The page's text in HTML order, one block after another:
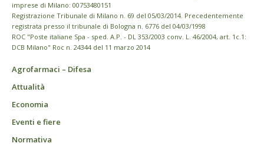
imprese di Milano: 00753480151
Registrazione Tribunale di Milano n. 69 del 05/03/2014. Precedentemente
registrata presso il tribunale di Bologna n. 6776 del 04/03/1998
ROC "Poste italiane Spa - sped. A.P. - DL 353/2003 conv. L. 46/2004, art. 1c.1:
DCB Milano" Roc n. 24344 del 11 marzo 2014
Agrofarmaci – Difesa
Attualità
Economia
Eventi e fiere
Normativa